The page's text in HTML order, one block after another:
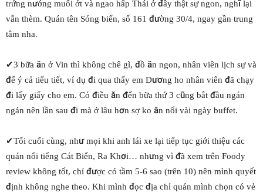
trứng nướng muối ớt và ngao hấp Thái ở đây thật sự ngon, nghĩ lại
vẫn thèm. Quán tên Sóng biển, số 161 đường 30/4, ngay gần trung
tâm nha.
✔3 bữa ăn ở Vin thì không chê gì, đồ ăn ngon, nhân viên lịch sự và
để ý cả tiểu tiết, ví dụ đi qua thấy em Dương ho nhân viên đã chạy
đi lấy giấy cho em. Có điều ăn đến bữa thứ 3 cũng bắt đầu ngán
ngán nên lần sau đi mà ở lâu hơn sợ ko ăn nổi vài ngày buffet.
✔Tối cuối cùng, như mọi khi anh lái xe lại tiếp tục giới thiệu các
quán nổi tiếng Cát Biển, Ra Khơi… nhưng vì đã xem trên Foody
review không tốt, chỉ được có tầm 5-6 sao (trên 10) nên mình quyết
định không nghe theo. Khi mình đọc địa chỉ quán mình chọn có vẻ